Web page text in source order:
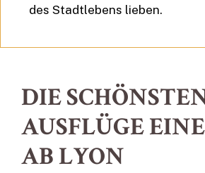
des Stadtlebens lieben.
DIE
AUSFLÜGE
AB LYON